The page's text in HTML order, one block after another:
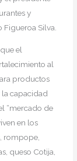
y
Silva.
el
al
productos
capacidad
“mercado de
en los
rompope,
queso Cotija,